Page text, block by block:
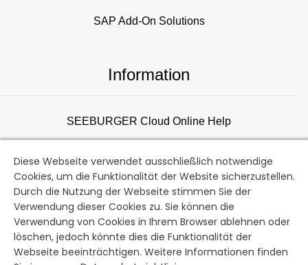
SAP Add-On Solutions
Information
SEEBURGER Cloud Online Help
Newsletter
Diese Webseite verwendet ausschließlich notwendige
Cookies, um die Funktionalität der Website sicherzustellen.
Durch die Nutzung der Webseite stimmen Sie der
Verwendung dieser Cookies zu. Sie können die
Verwendung von Cookies in Ihrem Browser ablehnen oder
löschen, jedoch könnte dies die Funktionalität der
Webseite beeinträchtigen. Weitere Informationen finden